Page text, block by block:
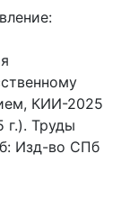
КИИ-2025
г.). Труды
Изд-во СПб